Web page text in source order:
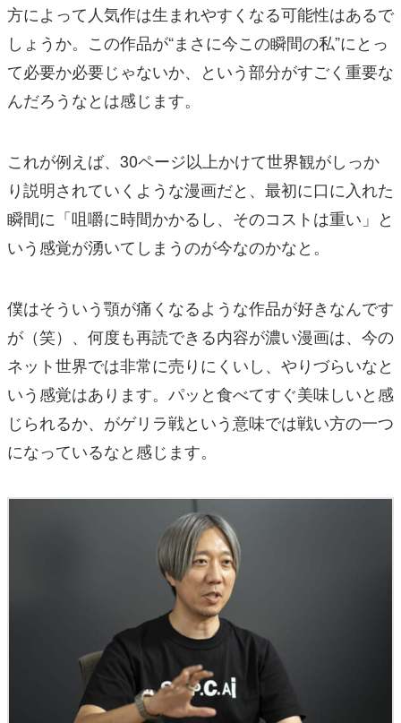
方によって人気作は生まれやすくなる可能性はあるで
しょうか。この作品が“まさに今この瞬間の私”にとっ
て必要か必要じゃないか、という部分がすごく重要な
んだろうなとは感じます。
これが例えば、30ページ以上かけて世界観がしっか
り説明されていくような漫画だと、最初に口に入れた
瞬間に「咀嚼に時間かかるし、そのコストは重い」と
いう感覚が湧いてしまうのが今なのかなと。
僕はそういう顎が痛くなるような作品が好きなんです
が（笑）、何度も再読できる内容が濃い漫画は、今の
ネット世界では非常に売りにくいし、やりづらいなと
いう感覚はあります。パッと食べてすぐ美味しいと感
じられるか、がゲリラ戦という意味では戦い方の一つ
になっているなと感じます。